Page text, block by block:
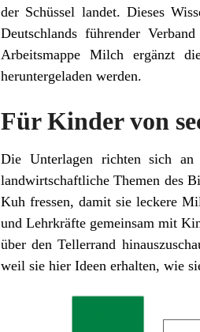
der Schüssel landet. Dieses
Deutschlands führender
Arbeitsmappe Milch ergänzt
heruntergeladen werden.
Für Kinder von
Die Unterlagen richten sich
landwirtschaftliche Themen des
Kuh fressen, damit sie leckere
und Lehrkräfte gemeinsam mit
über den Tellerrand
weil sie hier Ideen erhalten, wie